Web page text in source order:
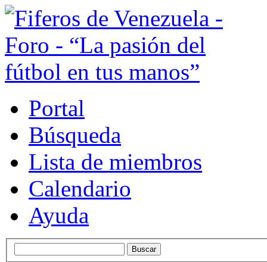
Portal
Búsqueda
Lista de miembros
Calendario
Ayuda